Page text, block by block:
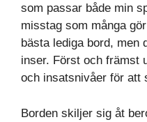
som passar både min
misstag som många
bästa lediga bord, men
inser. Först och främst
och insatsnivåer för att
Borden skiljer sig åt